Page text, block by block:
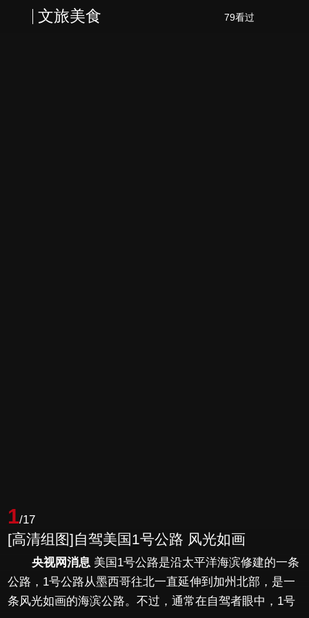
文旅美食 79看过
1/17
[高清组图]自驾美国1号公路 风光如画
央视网消息美国1号公路是沿太平洋海滨修建的一条
公路，1号公路从墨西哥往北一直延伸到加州北部，是一
条风光如画的海滨公路。不过，通常在自驾者眼中，1号